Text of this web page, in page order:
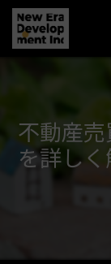
不動産
を詳し